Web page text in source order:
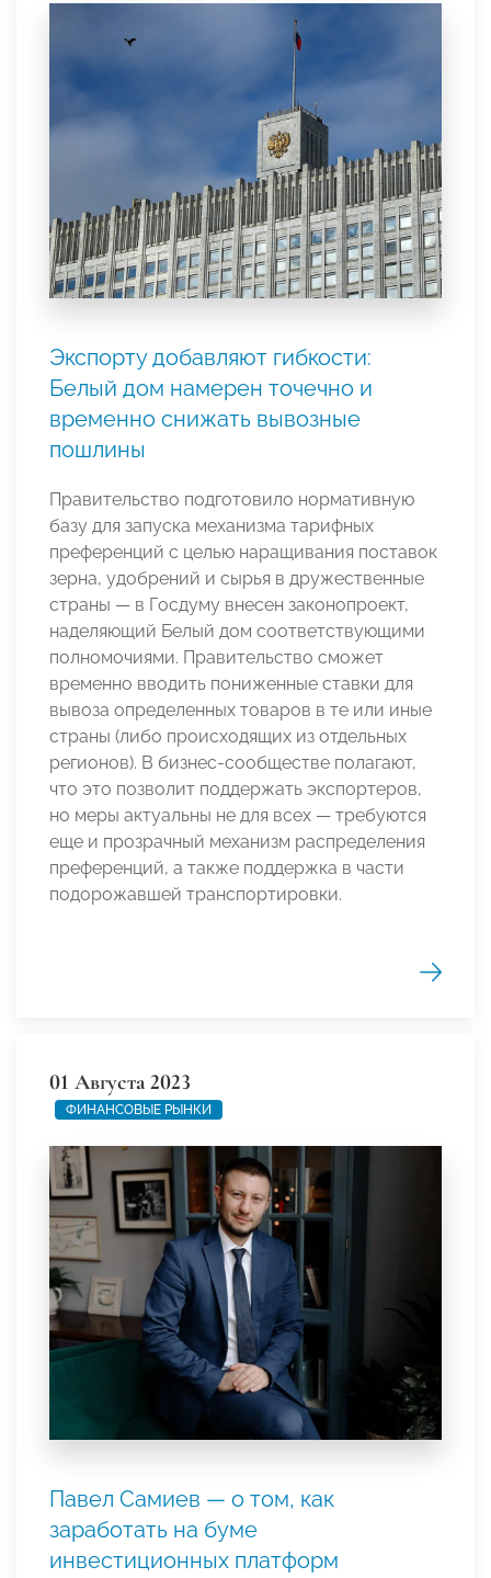
Экспорту добавляют гибкости:
Белый дом намерен точечно и
временно снижать вывозные
пошлины
Правительство подготовило нормативную
базу для запуска механизма тарифных
преференций с целью наращивания поставок
зерна, удобрений и сырья в дружественные
страны — в Госдуму внесен законопроект,
наделяющий Белый дом соответствующими
полномочиями. Правительство сможет
временно вводить пониженные ставки для
вывоза определенных товаров в те или иные
страны (либо происходящих из отдельных
регионов). В бизнес-сообществе полагают,
что это позволит поддержать экспортеров,
но меры актуальны не для всех — требуются
еще и прозрачный механизм распределения
преференций, а также поддержка в части
подорожавшей транспортировки.
01 Августа 2023
ФИНАНСОВЫЕ РЫНКИ
Павел Самиев — о том, как
заработать на буме
инвестиционных платформ